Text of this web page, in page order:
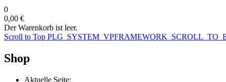
0
0,00 €
Der Warenkorb ist leer.
Scroll to Top
Shop
Aktuelle Seite: